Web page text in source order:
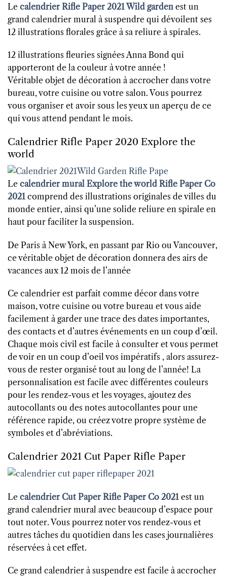
Le calendrier Rifle Paper 2021 Wild garden est un
grand calendrier mural à suspendre qui dévoilent ses
12 illustrations florales grâce à sa reliure à spirales.
12 illustrations fleuries signées Anna Bond qui
apporteront de la couleur à votre année !
Véritable objet de décoration à accrocher dans votre
bureau, votre cuisine ou votre salon. Vous pourrez
vous organiser et avoir sous les yeux un aperçu de ce
qui vous attend pendant le mois.
Calendrier Rifle Paper 2020 Explore the
world
Le calendrier mural Explore the world Rifle Paper Co
2021 comprend des illustrations originales de villes du
monde entier, ainsi qu’une solide reliure en spirale en
haut pour faciliter la suspension.
De Paris à New York, en passant par Rio ou Vancouver,
ce véritable objet de décoration donnera des airs de
vacances aux 12 mois de l’année
Ce calendrier est parfait comme décor dans votre
maison, votre cuisine ou votre bureau et vous aide
facilement à garder une trace des dates importantes,
des contacts et d’autres événements en un coup d’œil.
Chaque mois civil est facile à consulter et vous permet
de voir en un coup d’oeil vos impératifs , alors assurez-
vous de rester organisé tout au long de l’année! La
personnalisation est facile avec différentes couleurs
pour les rendez-vous et les voyages, ajoutez des
autocollants ou des notes autocollantes pour une
référence rapide, ou créez votre propre système de
symboles et d’abréviations.
Calendrier 2021 Cut Paper Rifle Paper
Le calendrier Cut Paper Rifle Paper Co 2021 est un
grand calendrier mural avec beaucoup d’espace pour
tout noter. Vous pourrez noter vos rendez-vous et
autres tâches du quotidien dans les cases journalières
réservées à cet effet.
Ce grand calendrier à suspendre est facile à accrocher